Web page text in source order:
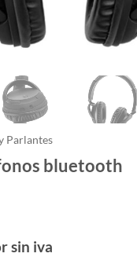
Parlantes
bluetooth
sin iva